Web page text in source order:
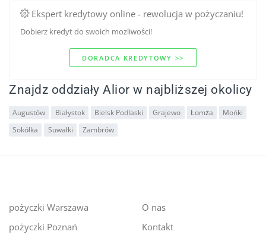
Ekspert kredytowy online - rewolucja w pożyczaniu!
Dobierz kredyt do swoich mozliwości!
DORADCA KREDYTOWY >>
Znajdz oddziały Alior w najbliższej okolicy
Augustów Białystok Bielsk Podlaski Grajewo Łomża
Mońki
Sokółka
Suwałki Zambrów
pożyczki Warszawa
pożyczki Poznań
O nas
Kontakt